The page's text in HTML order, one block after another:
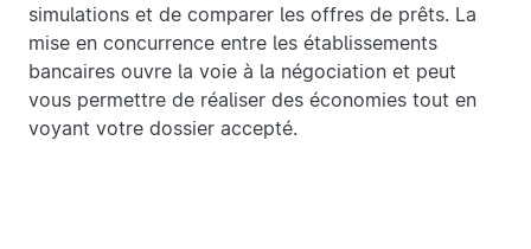
simulations et de comparer les offres de prêts. La
mise en concurrence entre les établissements
bancaires ouvre la voie à la négociation et peut
vous permettre de réaliser des économies tout en
voyant votre dossier accepté.